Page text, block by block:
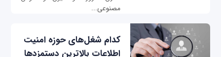
مصنوعی...
کدام شغل‌های حوزه امنیت
اطلاعات بالاترین دستمزدها